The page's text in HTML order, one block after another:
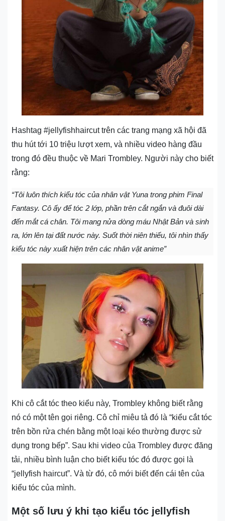
Hashtag #jellyfishhaircut trên các trang mạng xã hội đã
thu hút tới 10 triệu lượt xem, và nhiều video hàng đầu
trong đó đều thuộc về Mari Trombley. Người này cho biết
rằng:
“Tôi luôn thích kiểu tóc của nhân vật Yuna trong phim Final
Fantasy. Cô ấy để tóc 2 lớp, phần trên cắt ngắn và đuôi dài
đến mắt cá chân. Tôi mang nửa dòng máu Nhật Bản và sinh
ra, lớn lên tại đất nước này. Suốt thời niên thiếu, tôi nhìn thấy
kiểu tóc này xuất hiện trên các nhân vật anime”
Khi cô cắt tóc theo kiểu này, Trombley không biết rằng
nó có một tên gọi riêng. Cô chỉ miêu tả đó là “kiểu cắt tóc
trên bồn rửa chén bằng một loại kéo thường được sử
dụng trong bếp”. Sau khi video của Trombley được đăng
tải, nhiều bình luận cho biết kiểu tóc đó được gọi là
“jellyfish haircut”. Và từ đó, cô mới biết đến cái tên của
kiểu tóc của mình.
Một số lưu ý khi tạo kiểu tóc jellyfish